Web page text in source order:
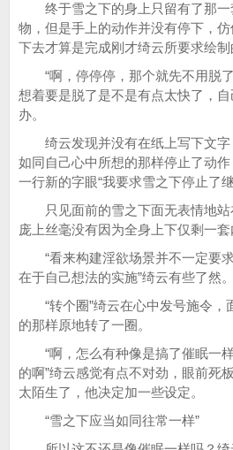
终于雪之下的身上只留有了那一
物，但是手上的动作并没有停下，
下去才算是完成刚才绮云所要求绘制
“啊，停停停，那个就先不用脱了
想着要是脱了是不是有点太快了，
办。
绮云发现并没有在纸上写下文字
如同自己心中所想的那样停止了动
一行新的字眼“我要求雪之下停止了
只见面前的雪之下面无表情地站
庞上丝毫没有因为全身上下仅剩一套
“看来构建淫欲场景并不一定要
在于自己想法的实施”绮云有些了然。
“转个圈”绮云在心中发号施令，
的那样原地转了一圈。
“啊，怎么有种像是搞了催眠一
的啊”绮云感觉有点不对劲，眼前死
太陌生了，他决定加一些设定。
“雪之下应当如同往常一样”